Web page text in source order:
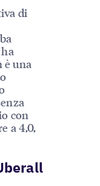
di
è una
con
a 4,0,